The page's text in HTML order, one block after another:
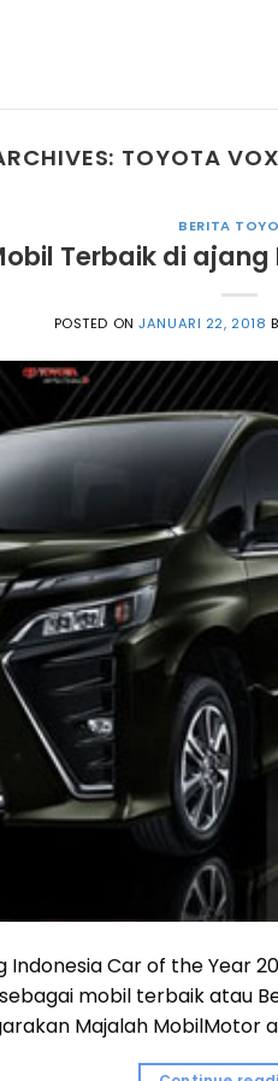
TOYOTA
BERITA
Terbaik di ajang
POSTED ONJANUARI 22, 2018
Car of the Year
mobil terbaik atau
Majalah MobilMotor